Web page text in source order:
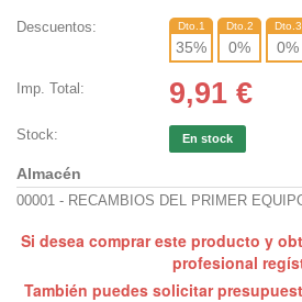
Descuentos: Dto.1
35%
Dto.2
0%
Dto.3
0%
Imp. Total: 9,91 €
Stock: En stock
Almacén
00001 - RECAMBIOS DEL PRIMER
Si desea comprar este producto y
profesional
También puedes solicitar